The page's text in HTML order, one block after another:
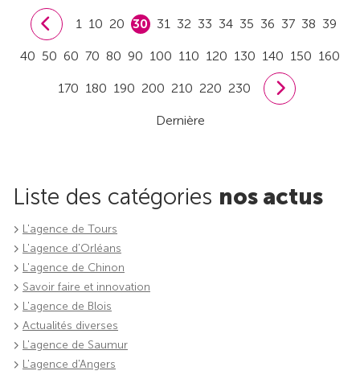
1 10 20 30 31 32 33 34 35 36 37 38 39
40 50 60 70 80 90 100 110 120 130 140 150 160
170 180 190 200 210 220 230
Dernière
Liste des catégories nos actus
L'agence de Tours
L'agence d'Orléans
L'agence de Chinon
Savoir faire et innovation
L'agence de Blois
Actualités diverses
L'agence de Saumur
L'agence d'Angers